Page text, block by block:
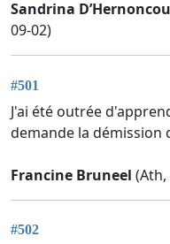
Sandrina
09-02)
#501
J'ai été outrée
demande la démission
Francine Bruneel (Ath,
#502